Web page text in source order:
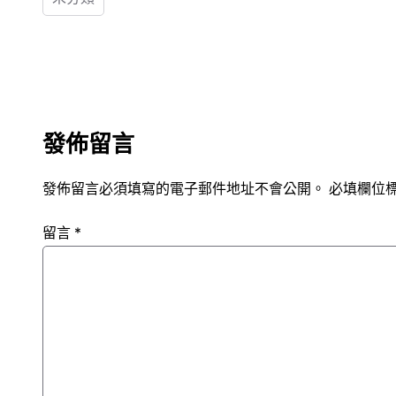
發佈留言
發佈留言必須填寫的電子郵件地址不會公開。 必填欄位
留言 *